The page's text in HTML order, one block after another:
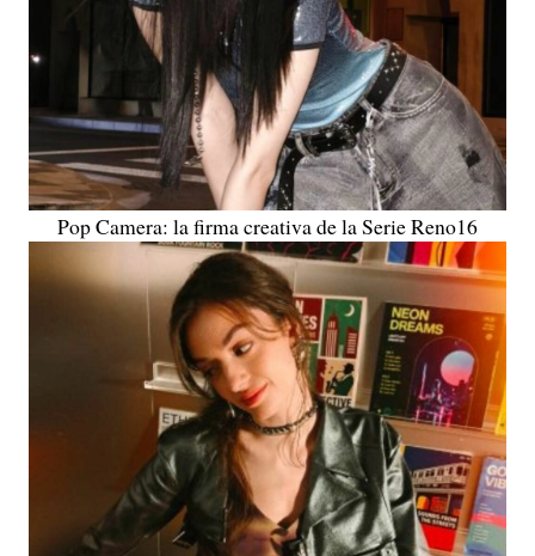
Pop Camera: la firma creativa de la Serie Reno16